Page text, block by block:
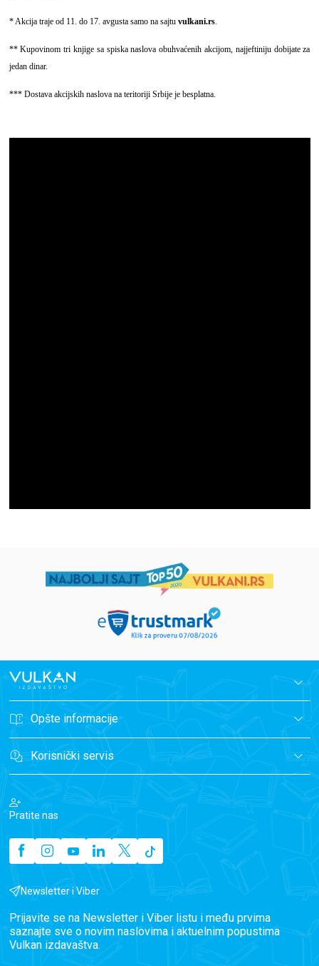
* Akcija traje od 11. do 17. avgusta samo na sajtu vulkani.rs.
** Kupovinom tri knjige sa spiska naslova obuhvaćenih akcijom, najjeftiniju dobijate za
jedan dinar.
*** Dostava akcijskih naslova na teritoriji Srbije je besplatna.
Opšte informacije
Korisnički servis
Pratite nas
Newsletter i Viber
Prijavite se na Newsletter i Viber listu i među prvima
saznajte sve o novim naslovima i aktuelnim popustima
Vulkan izdavaštva.